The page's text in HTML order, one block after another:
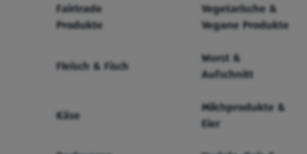
Fairtrade
Produkte
Vegetarische &
Vegane Produkte
Fleisch & Fisch
Wurst &
Aufschnitt
Käse
Milchprodukte &
Eier